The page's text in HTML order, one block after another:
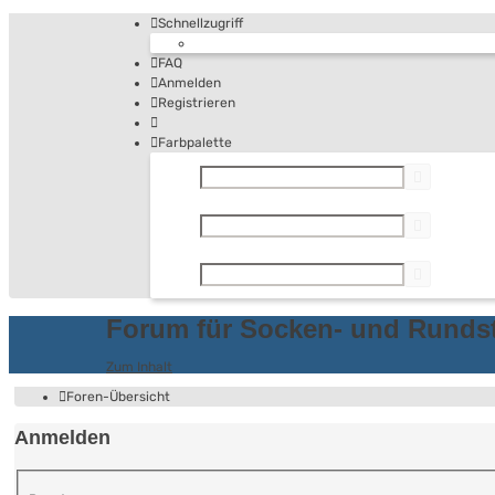
Schnellzugriff
FAQ
Anmelden
Registrieren
Farbpalette
Forum für Socken- und
Zum Inhalt
Foren-Übersicht
Anmelden